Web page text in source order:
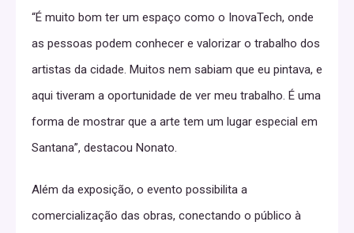
“É muito bom ter um espaço como o InovaTech, onde
as pessoas podem conhecer e valorizar o trabalho dos
artistas da cidade. Muitos nem sabiam que eu pintava, e
aqui tiveram a oportunidade de ver meu trabalho. É uma
forma de mostrar que a arte tem um lugar especial em
Santana”, destacou Nonato.
Além da exposição, o evento possibilita a
comercialização das obras, conectando o público à